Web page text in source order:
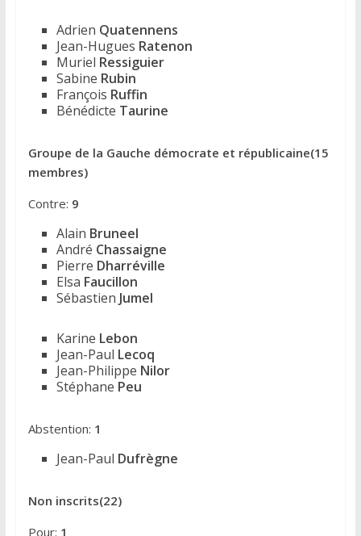
Adrien Quatennens
Jean-Hugues Ratenon
Muriel Ressiguier
Sabine Rubin
François Ruffin
Bénédicte Taurine
Groupe de la Gauche démocrate et républicaine(15
membres)
Contre: 9
Alain Bruneel
André Chassaigne
Pierre Dharréville
Elsa Faucillon
Sébastien Jumel
Karine Lebon
Jean-Paul Lecoq
Jean-Philippe Nilor
Stéphane Peu
Abstention: 1
Jean-Paul Dufrègne
Non inscrits(22)
Pour: 1